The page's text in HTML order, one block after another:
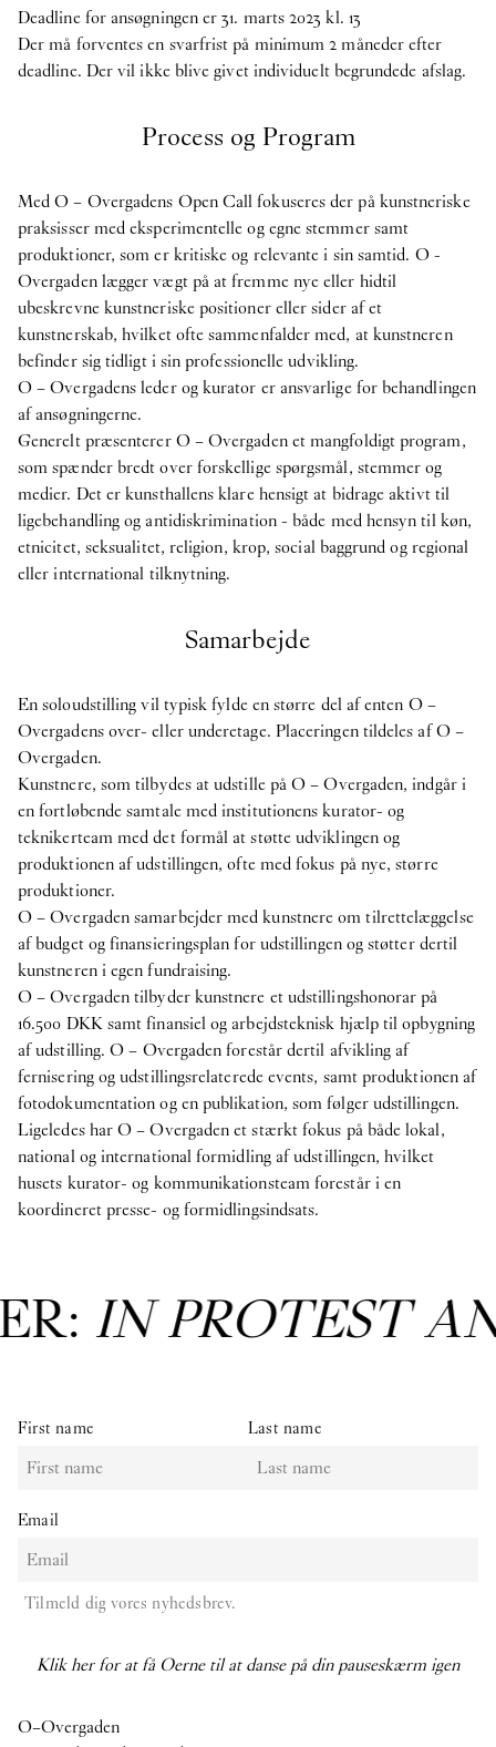
Deadline for ansøgningen er 31. marts 2023 kl. 13
Der må forventes en svarfrist på minimum 2 måneder efter
deadline. Der vil ikke blive givet individuelt begrundede afslag.
Process og Program
Med O – Overgadens Open Call fokuseres der på kunstneriske
praksisser med eksperimentelle og egne stemmer samt
produktioner, som er kritiske og relevante i sin samtid. O -
Overgaden lægger vægt på at fremme nye eller hidtil
ubeskrevne kunstneriske positioner eller sider af et
kunstnerskab, hvilket ofte sammenfalder med, at kunstneren
befinder sig tidligt i sin professionelle udvikling.
O – Overgadens leder og kurator er ansvarlige for behandlingen
af ansøgningerne.
Generelt præsenterer O – Overgaden et mangfoldigt program,
som spænder bredt over forskellige spørgsmål, stemmer og
medier. Det er kunsthallens klare hensigt at bidrage aktivt til
ligebehandling og antidiskrimination - både med hensyn til køn,
etnicitet, seksualitet, religion, krop, social baggrund og regional
eller international tilknytning.
Samarbejde
En soloudstilling vil typisk fylde en større del af enten O –
Overgadens over- eller underetage. Placeringen tildeles af O –
Overgaden.
Kunstnere, som tilbydes at udstille på O – Overgaden, indgår i
en fortløbende samtale med institutionens kurator- og
teknikerteam med det formål at støtte udviklingen og
produktionen af udstillingen, ofte med fokus på nye, større
produktioner.
O – Overgaden samarbejder med kunstnere om tilrettelæggelse
af budget og finansieringsplan for udstillingen og støtter dertil
kunstneren i egen fundraising.
O – Overgaden tilbyder kunstnere et udstillingshonorar på
16.500 DKK samt finansiel og arbejdsteknisk hjælp til opbygning
af udstilling. O – Overgaden forestår dertil afvikling af
fernisering og udstillingsrelaterede events, samt produktionen af
fotodokumentation og en publikation, som følger udstillingen.
Ligeledes har O – Overgaden et stærkt fokus på både lokal,
national og international formidling af udstillingen, hvilket
husets kurator- og kommunikationsteam forestår i en
koordineret presse- og formidlingsindsats.
IN PROTEST
First name Last name
Email
Tilmeld dig vores nyhedsbrev.
Klik her for at få Oerne til at danse på din pauseskærm igen
O–Overgaden